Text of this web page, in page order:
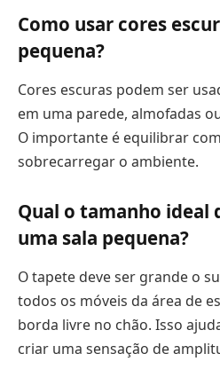
Como usar cores
pequena?
Cores escuras podem ser
em uma parede, almofadas
O importante é equilibrar
sobrecarregar o ambiente.
Qual o tamanho ideal
uma sala pequena?
O tapete deve ser grande o
todos os móveis da área de
borda livre no chão. Isso
criar uma sensação de